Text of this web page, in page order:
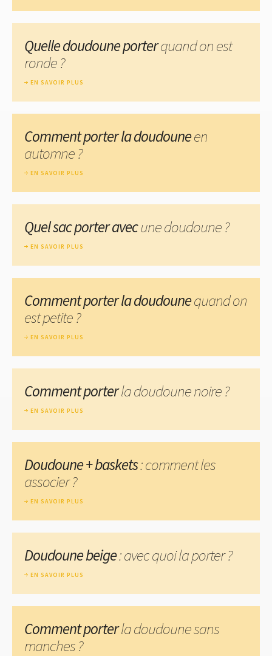
Quelle doudoune porterquand on est
ronde ?
EN SAVOIR PLUS
Comment porter la doudouneen
automne ?
EN SAVOIR PLUS
Quel sac porter avecune doudoune ?
EN SAVOIR PLUS
Comment porter la doudounequand on
est petite ?
EN SAVOIR PLUS
Comment porterla doudoune noire ?
EN SAVOIR PLUS
Doudoune + baskets: comment les
associer ?
EN SAVOIR PLUS
Doudoune beige: avec quoi la porter ?
EN SAVOIR PLUS
Comment porterla doudoune sans
manches ?